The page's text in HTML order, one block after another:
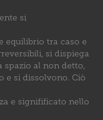
si
equilibrio tra caso e
si dispiega
al non detto,
e si dissolvono. Ciò
e signifificato nello